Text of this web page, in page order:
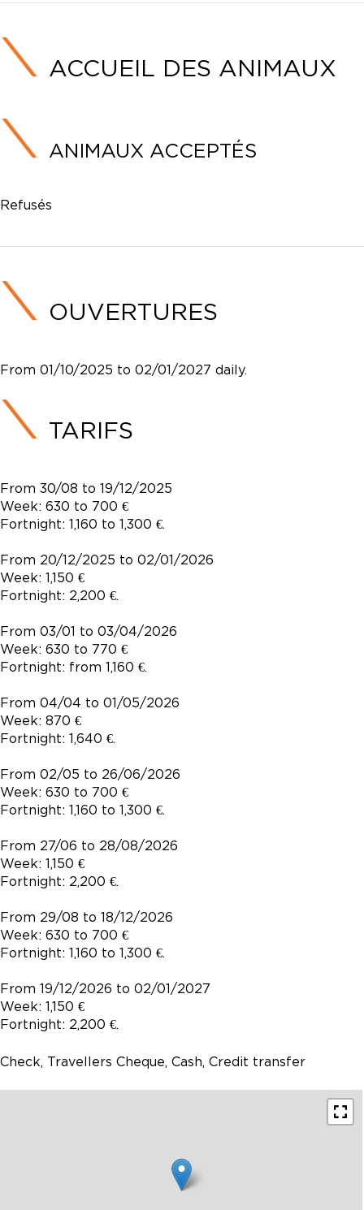
ACCUEIL DES ANIMAUX
ANIMAUX ACCEPTÉS
Refusés
OUVERTURES
From 01/10/2025 to 02/01/2027 daily.
TARIFS
From 30/08 to 19/12/2025
Week: 630 to 700 €
Fortnight: 1,160 to 1,300 €.
From 20/12/2025 to 02/01/2026
Week: 1,150 €
Fortnight: 2,200 €.
From 03/01 to 03/04/2026
Week: 630 to 770 €
Fortnight: from 1,160 €.
From 04/04 to 01/05/2026
Week: 870 €
Fortnight: 1,640 €.
From 02/05 to 26/06/2026
Week: 630 to 700 €
Fortnight: 1,160 to 1,300 €.
From 27/06 to 28/08/2026
Week: 1,150 €
Fortnight: 2,200 €.
From 29/08 to 18/12/2026
Week: 630 to 700 €
Fortnight: 1,160 to 1,300 €.
From 19/12/2026 to 02/01/2027
Week: 1,150 €
Fortnight: 2,200 €.
Check, Travellers Cheque, Cash, Credit transfer